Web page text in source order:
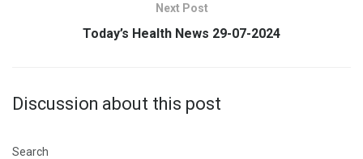
Next Post
Today’s Health News 29-07-2024
Discussion about this post
Search